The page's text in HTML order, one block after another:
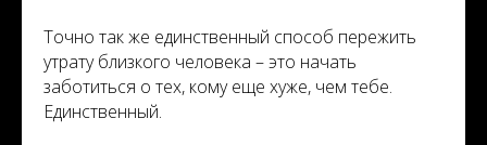
Точно так же единственный способ пережить
утрату близкого человека – это начать
заботиться о тех, кому еще хуже, чем тебе.
Единственный.